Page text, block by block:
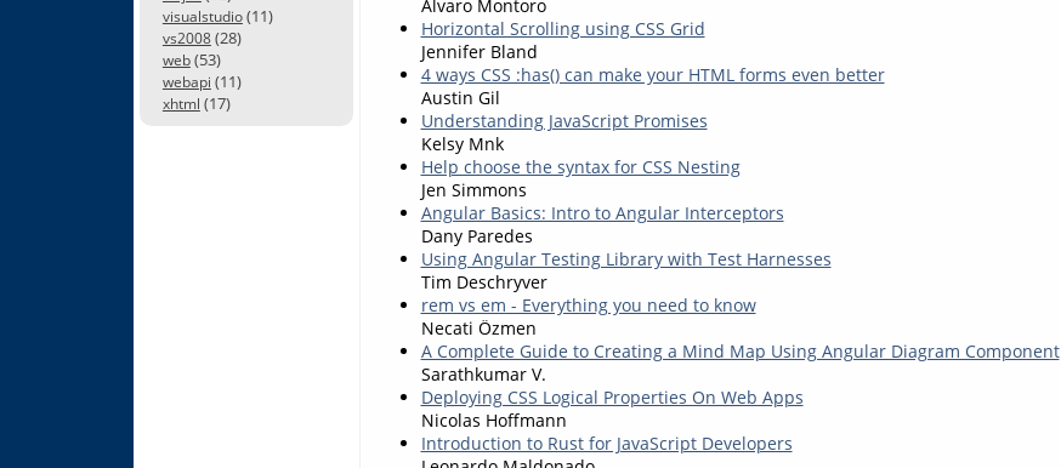
visualstudio(11)
vs2008(28)
web(53)
webapi (11)
xhtml (17)
Alvaro Montoro
Horizontal Scrolling using CSS Grid
Jennifer Bland
4 ways CSS :has() can make your HTML forms even better
Austin Gil
Understanding JavaScript Promises
Kelsy Mnk
Help choose the syntax for CSS Nesting
Jen Simmons
Angular Basics: Intro to Angular Interceptors
Dany Paredes
Using Angular Testing Library with Test Harnesses
Tim Deschryver
rem vs em - Everything you need to know
Necati Özmen
A Complete Guide to Creating a Mind Map Using Angular Diagram Component
Sarathkumar V.
Deploying CSS Logical Properties On Web Apps
Nicolas Hoffmann
Introduction to Rust for JavaScript Developers